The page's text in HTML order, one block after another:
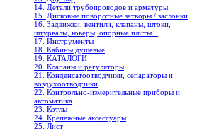
14. Детали трубопроводов и арматуры
15. Дисковые поворотные затворы / заслонки
16. Задвижки, вентили, клапаны, штоки,
штурвалы, коверы, опорные плиты...
17. Инструменты
18. Кабины душевые
19. КАТАЛОГИ
20. Клапаны и регуляторы
21. Конденсатоотводчики, сепараторы и
воздухоотводчики
22. Контрольно-измерительные приборы и
автоматика
23. Котлы
24. Крепежные аксессуары
25. Лист